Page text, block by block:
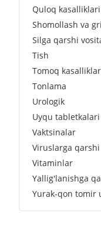
Quloq
Shomollash va
Silga qarshi
Tish
Tomoq
Tonlama
Urologik
Uyqu
Vaktsinalar
Viruslarga qarshi
Vitaminlar
Yallig'lanishga
Yurak-qon tomir